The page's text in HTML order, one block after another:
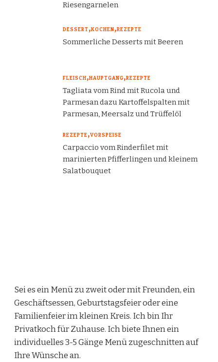
Riesengarnelen
DESSERT KOCHEN REZEPTE
Sommerliche Desserts mit Beeren
FLEISCH HAUPTGANG REZEPTE
Tagliata vom Rind mit Rucola und
Parmesan dazu Kartoffelspalten mit
Parmesan, Meersalz und Trüffelöl
REZEPTE VORSPEISE
Carpaccio vom Rinderfilet mit
marinierten Pfifferlingen und kleinem
Salatbouquet
Sei es ein Menü zu zweit oder mit Freunden, ein
Geschäftsessen, Geburtstagsfeier oder eine
Familienfeier im kleinen Kreis. Ich bin Ihr
Privatkoch für Zuhause. Ich biete Ihnen ein
individuelles 3-5 Gänge Menü zugeschnitten auf
Ihre Wünsche an.